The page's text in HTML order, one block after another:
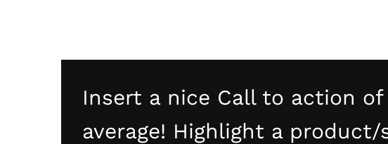
Insert a nice Call to action of
average! Highlight a product/